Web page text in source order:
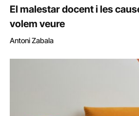
El malestar docent i les
volem veure
Antoni Zabala